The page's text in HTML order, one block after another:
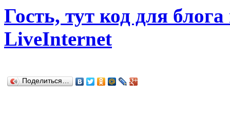
Гость, тут код для
LiveInternet
Поделиться…